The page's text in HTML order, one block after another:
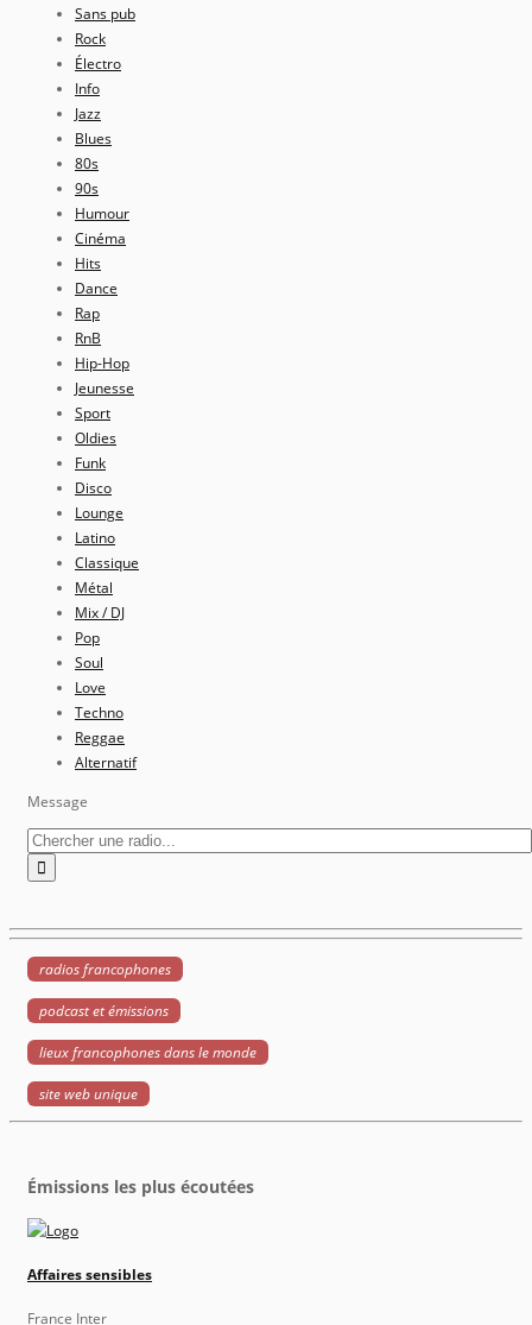
Sans pub
Rock
Électro
Info
Jazz
Blues
80s
90s
Humour
Cinéma
Hits
Dance
Rap
RnB
Hip-Hop
Jeunesse
Sport
Oldies
Funk
Disco
Lounge
Latino
Classique
Métal
Mix / DJ
Pop
Soul
Love
Techno
Reggae
Alternatif
Message
radios francophones
podcast et émissions
lieux francophones dans le monde
site web unique
Émissions les plus écoutées
Affaires sensibles
France Inter